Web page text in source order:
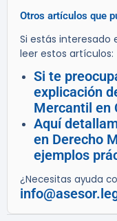
Otros artículos que
Si estás interesado
leer estos artículos:
Si te
explicación
Mercantil en
Aquí
en Derecho
ejemplos
¿Necesitas ayuda